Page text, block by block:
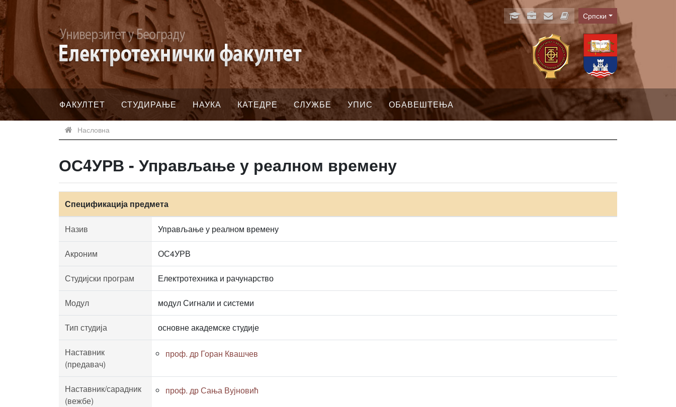
Language
Српски
ФАКУЛТЕТ СТУДИРАЊЕ НАУКА КАТЕДРЕ СЛУЖБЕ УПИС ОБАВЕШТЕЊА
Насловна
ОС4УРВ - Управљање у реалном времену
Спецификација предмета
Назив Управљање у реалном времену
Акроним ОС4УРВ
Студијски програм Електротехника и рачунарство
Модул модул Сигнали и системи
Тип студија основне академске студије
Наставник
(предавач)
проф. др Горан Квашчев
Наставник/сарадник
(вежбе)
проф. др Сања Вујновић